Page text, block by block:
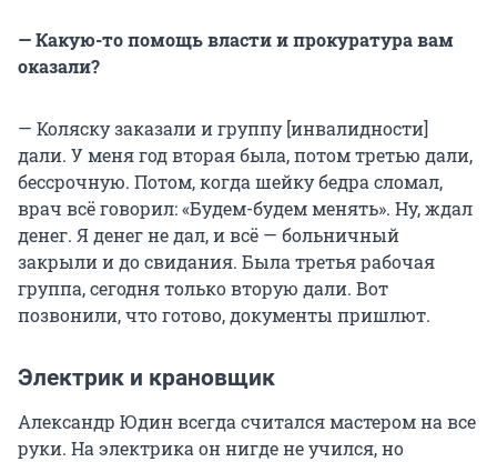
— Какую-то помощь власти и прокуратура вам
оказали?
— Коляску заказали и группу [инвалидности]
дали. У меня год вторая была, потом третью дали,
бессрочную. Потом, когда шейку бедра сломал,
врач всё говорил: «Будем-будем менять». Ну, ждал
денег. Я денег не дал, и всё — больничный
закрыли и до свидания. Была третья рабочая
группа, сегодня только вторую дали. Вот
позвонили, что готово, документы пришлют.
Электрик и крановщик
Александр Юдин всегда считался мастером на все
руки. На электрика он нигде не учился, но